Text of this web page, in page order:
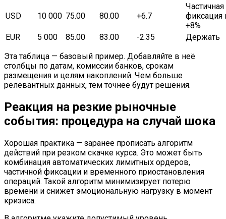
USD 10 000 75.00 80.00 +6.7
Частичная
фиксация
+8%
EUR
5 000 85.00 83.00 -2.35
Держать
Эта таблица — базовый пример. Добавляйте в неё
столбцы по датам, комиссии банков, срокам
размещения и целям накоплений. Чем больше
релевантных данных, тем точнее будут решения.
Реакция на резкие рыночные
события: процедура на случай шока
Хорошая практика — заранее прописать алгоритм
действий при резком скачке курса. Это может быть
комбинация автоматических лимитных ордеров,
частичной фиксации и временного приостановления
операций. Такой алгоритм минимизирует потерю
времени и снижет эмоциональную нагрузку в момент
кризиса.